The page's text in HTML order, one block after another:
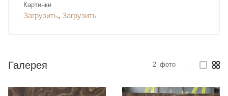
Картинки
Загрузить, Загрузить
Галерея 2 фото